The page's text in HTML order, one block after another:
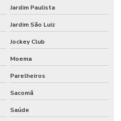
Jardim Paulista
Jardim São Luiz
Jockey Club
Moema
Parelheiros
Sacomã
Saúde